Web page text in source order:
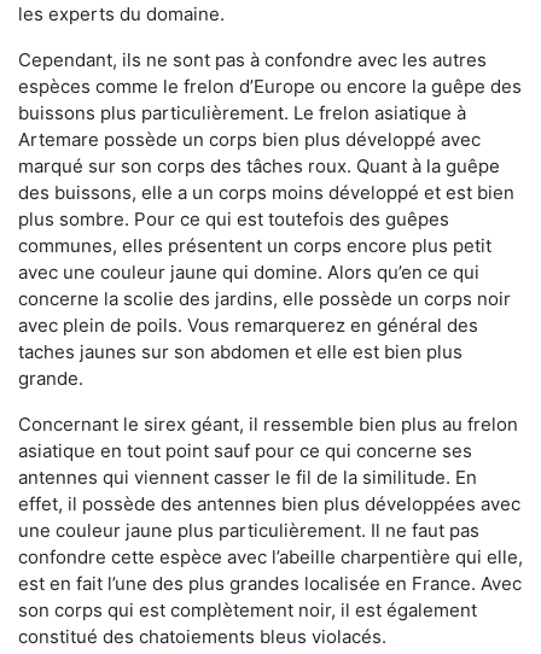
les experts du domaine.
Cependant, ils ne sont pas à confondre avec les autres
espèces comme le frelon d’Europe ou encore la guêpe des
buissons plus particulièrement. Le frelon asiatique à
Artemare possède un corps bien plus développé avec
marqué sur son corps des tâches roux. Quant à la guêpe
des buissons, elle a un corps moins développé et est bien
plus sombre. Pour ce qui est toutefois des guêpes
communes, elles présentent un corps encore plus petit
avec une couleur jaune qui domine. Alors qu’en ce qui
concerne la scolie des jardins, elle possède un corps noir
avec plein de poils. Vous remarquerez en général des
taches jaunes sur son abdomen et elle est bien plus
grande.
Concernant le sirex géant, il ressemble bien plus au frelon
asiatique en tout point sauf pour ce qui concerne ses
antennes qui viennent casser le fil de la similitude. En
effet, il possède des antennes bien plus développées avec
une couleur jaune plus particulièrement. Il ne faut pas
confondre cette espèce avec l’abeille charpentière qui elle,
est en fait l’une des plus grandes localisée en France. Avec
son corps qui est complètement noir, il est également
constitué des chatoiements bleus violacés.